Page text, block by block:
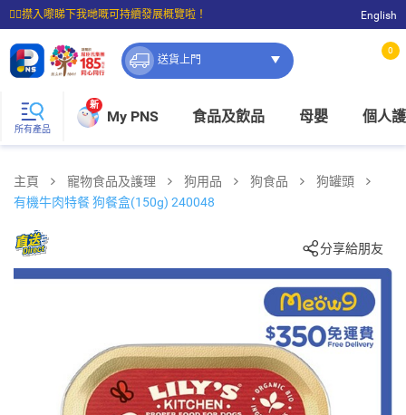
☝🏼㩒入嚟睇下我哋嘅可持續發展概覽啦！
⭐購物滿$399即享免費送貨；滿$100即可免費店取。
English
送貨上門
0
所有產品
新
My PNS 食品及飲品 母嬰 個人
主頁 寵物食品及護理 狗用品 狗食品
狗罐頭
有機牛肉特餐 狗餐盒(150g) 240048
分享給朋友